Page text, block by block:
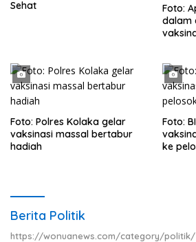
Sehat
Foto:
dalam
Foto: Polres Kolaka gelar
vaksinasi massal bertabur
hadiah
Foto:
ke
Berita Politik
https://wonuanews.com/category/politik/